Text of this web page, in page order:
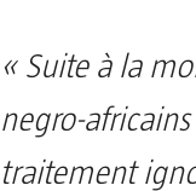
« Suite à la
negro-
traitement